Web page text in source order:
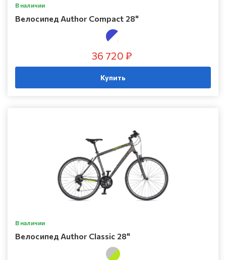
В наличии
Велосипед Author Compact 28"
36 720 ₽
Купить
В наличии
Велосипед Author Classic 28"